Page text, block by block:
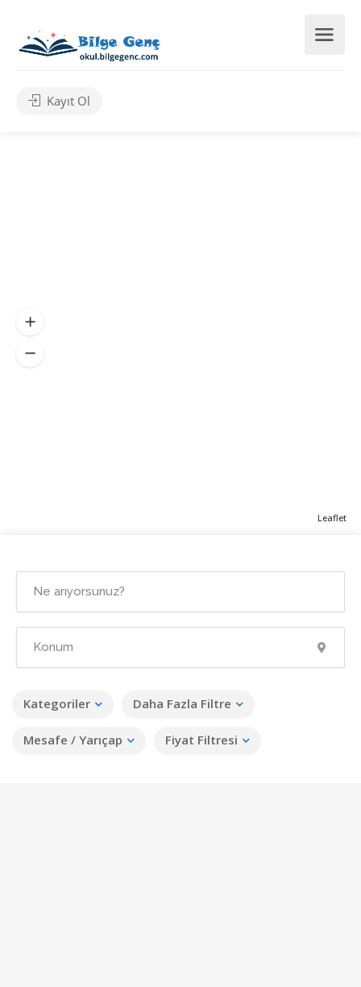
Kayıt Ol
Kategoriler Daha Fazla Filtre
Mesafe / Yarıçap Fiyat Filtresi
Leaflet